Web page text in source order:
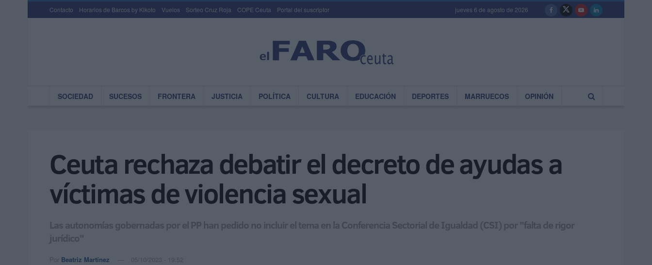
Contacto Horarios de Barcos by Kikoto Vuelos Sorteo Cruz Roja COPE Ceuta Portal del suscriptor jueves 6 de agosto de 2026
SOCIEDAD SUCESOS FRONTERA JUSTICIA POLÍTICA CULTURA EDUCACIÓN DEPORTES MARRUECOS OPINIÓN
Ceuta rechaza debatir el decreto de ayudas a
víctimas de violencia sexual
Las autonomías gobernadas por el PP han pedido no incluir el tema en la Conferencia Sectorial de Igualdad (CSI) por "falta de rigor
jurídico"
Por Beatriz Martínez 05/10/2023 - 19:52